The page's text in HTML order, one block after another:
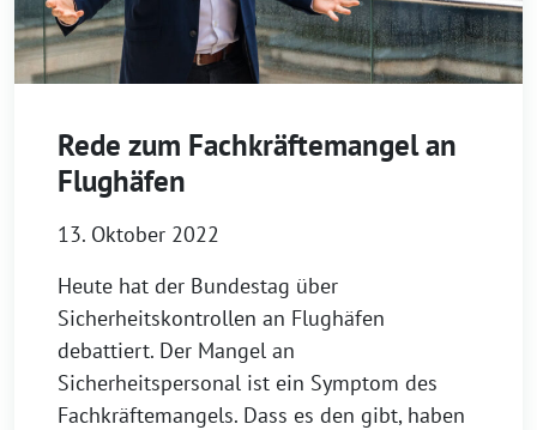
Rede zum Fachkräftemangel an
Flughäfen
13. Oktober 2022
Heute hat der Bundestag über
Sicherheitskontrollen an Flughäfen
debattiert. Der Mangel an
Sicherheitspersonal ist ein Symptom des
Fachkräftemangels. Dass es den gibt, haben